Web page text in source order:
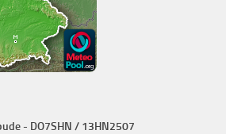
- DO7SHN / 13HN2507